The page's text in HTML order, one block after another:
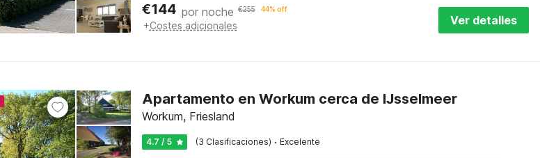
€144 por noche €255 44% off
+Costes adicionales Ver detalles
Apartamento en Workum cerca de IJsselmeer
Workum, Friesland
4.7 / 5 (3 Clasificaciones) · Excelente